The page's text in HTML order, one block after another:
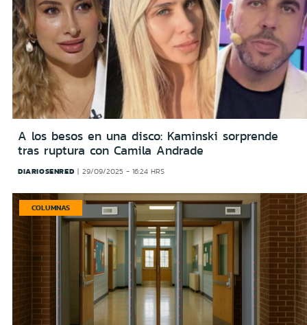
A los besos en una disco: Kaminski sorprende
tras ruptura con Camila Andrade
DIARIOSENRED 29/09/2025 - 16:24 HRS
COLUMNAS